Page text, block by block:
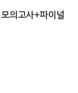
의고사+파이널